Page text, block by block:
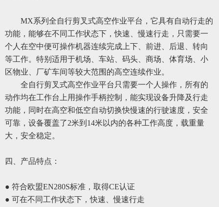
MX系列全自行剪叉式高空作业平台，它具有自动行走的
功能，能够在不同工作状态下，快速、慢速行走，只需要一
个人在空中便可操作机器连续完成上下、前进、后退、转向
等工作。特别适用于机场、车站、码头、商场、体育场、小
区物业、厂矿车间等较大范围的高空连续作业。
全自行剪叉式高空作业平台只需要一个人操作，所有的
动作均在工作台上用操作手柄控制，能实现设备升降及行走
功能，同时在高空和低空自动切换快慢速的行驶速度，安全
可靠，设备覆盖了2米到14米以内的各种工作高度，载重量
大，安全稳定。
四、 产品特点：
● 符合欧盟EN280S标准，取得CE认证
● 可在不同工作状态下，快速、慢速行走